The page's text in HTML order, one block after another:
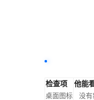
检查项 他能
桌面图标
没